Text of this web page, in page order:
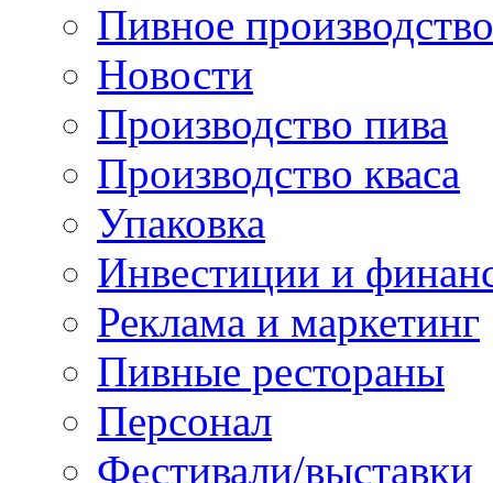
Пивное производство
Новости
Производство пива
Производство кваса
Упаковка
Инвестиции и
Реклама и маркетинг
Пивные рестораны
Персонал
Фестивали/выставки